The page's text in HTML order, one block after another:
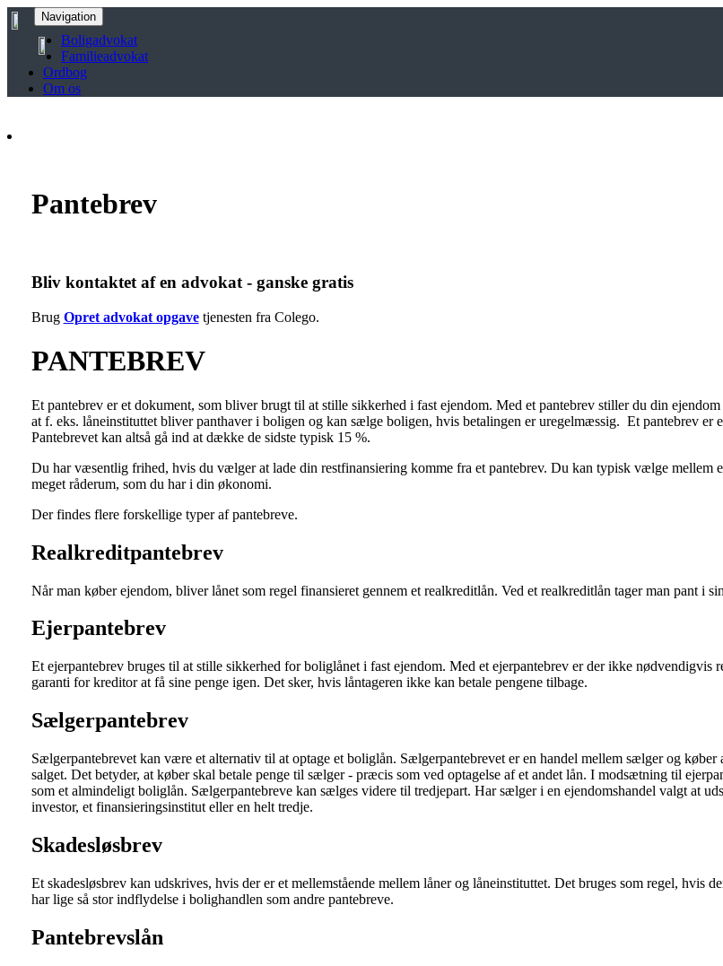
Navigation
Boligadvokat
Familieadvokat
Ordbog
Om os
Pantebrev
Bliv kontaktet af en advokat - ganske gratis
Brug Opret advokat opgavetjenesten fra Colego.
PANTEBREV
Et pantebrev er et dokument, som bliver brugt til at stille sikkerhed i fast ejendom. Med et pantebrev stiller du din
at f. eks. låneinstituttet bliver panthaver i boligen og kan sælge boligen, hvis betalingen er uregelmæssig. Et pantebrev
Pantebrevet kan altså gå ind at dække de sidste typisk 15 %.
Du har væsentlig frihed, hvis du vælger at lade din restfinansiering komme fra et pantebrev. Du kan typisk vælge mellem
meget råderum, som du har i din økonomi.
Der findes flere forskellige typer af pantebreve.
Realkreditpantebrev
Når man køber ejendom, bliver lånet som regel finansieret gennem et realkreditlån. Ved et realkreditlån tager man pant i
Ejerpantebrev
Et ejerpantebrev bruges til at stille sikkerhed for boliglånet i fast ejendom. Med et ejerpantebrev er der ikke nødvendigvis
garanti for kreditor at få sine penge igen. Det sker, hvis låntageren ikke kan betale pengene tilbage.
Sælgerpantebrev
Sælgerpantebrevet kan være et alternativ til at optage et boliglån. Sælgerpantebrevet er en handel mellem sælger og
salget. Det betyder, at køber skal betale penge til sælger - præcis som ved optagelse af et andet lån. I modsætning til
som et almindeligt boliglån. Sælgerpantebreve kan sælges videre til tredjepart. Har sælger i en ejendomshandel valgt at
investor, et finansieringsinstitut eller en helt tredje.
Skadesløsbrev
Et skadesløsbrev kan udskrives, hvis der er et mellemstående mellem låner og låneinstituttet. Det bruges som regel, hvis
har lige så stor indflydelse i bolighandlen som andre pantebreve.
Pantebrevslån